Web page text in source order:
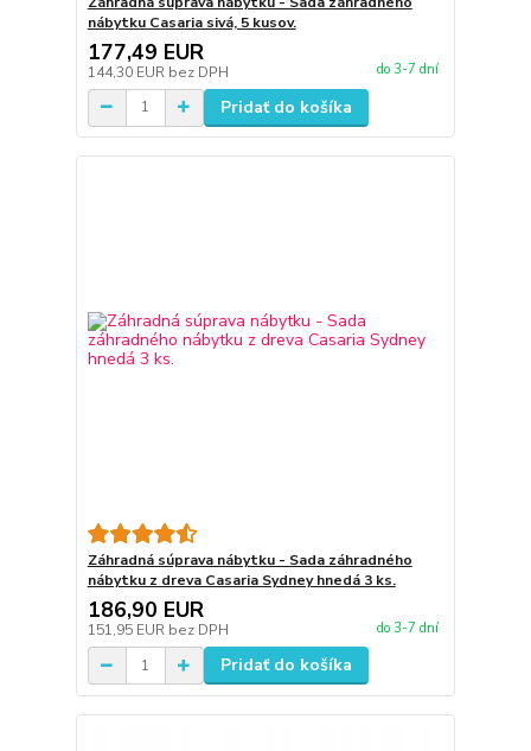
nábytku Casaria sivá, 5 kusov.
177,49 EUR
144,30 EUR bez DPH do 3-7 dní
Pridať do košíka
Záhradná súprava nábytku - Sada záhradného
nábytku z dreva Casaria Sydney hnedá 3 ks.
186,90 EUR
151,95 EUR bez DPH do 3-7 dní
Pridať do košíka